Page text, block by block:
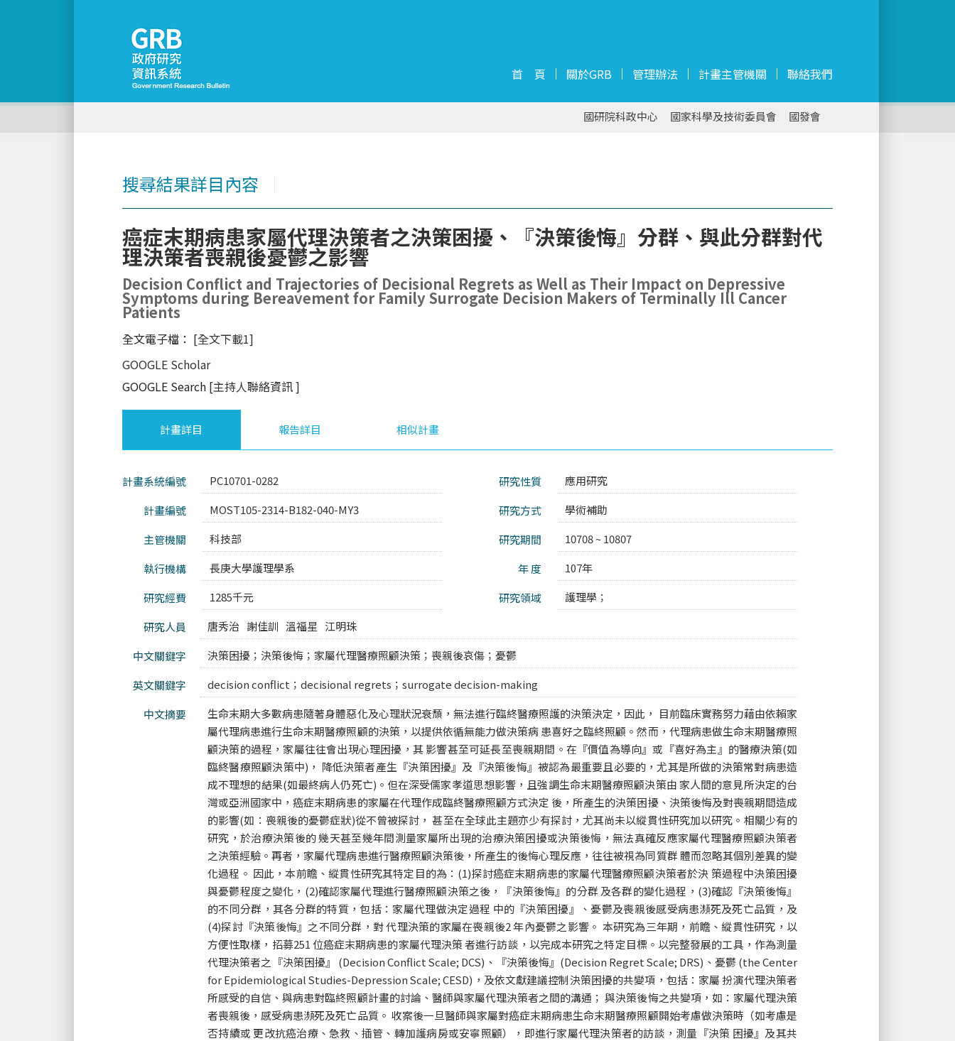
首 頁 關於GRB 管理辦法 計畫主管機關 聯絡我們
國研院科政中心 國家科學及技術委員會 國發會
搜尋結果詳目內容
癌症末期病患家屬代理決策者之決策困擾、『決策後悔』分群、與此分群對代
理決策者喪親後憂鬱之影響
Decision Conflict and Trajectories of Decisional Regrets as Well as Their Impact on Depressive
Symptoms during Bereavement for Family Surrogate Decision Makers of Terminally Ill Cancer
Patients
全文電子檔： [全文下載1]
GOOGLE Scholar
GOOGLE Search [主持人聯絡資訊]
計畫詳目 報告詳目 相似計畫
計畫系統編號 PC10701-0282 研究性質
應用研究
計畫編號
MOST105-2314-B182-040-MY3 研究方式
學術補助
主管機關
科技部 研究期間
10708 ~ 10807
執行機構
長庚大學護理學系 年 度
107年
研究經費
1285千元 研究領域
護理學；
研究人員
唐秀治 謝佳訓 溫福星 江明珠
中文關鍵字
決策困擾；決策後悔；家屬代理醫療照顧決策；喪親後哀傷；憂鬱
英文關鍵字
decision conflict；decisional regrets；surrogate decision-making
中文摘要
生命末期大多數病患隨著身體惡化及心理狀況衰頹，無法進行臨終醫療照護的決策決定，因此， 目前臨床實務努力藉由依賴家
屬代理病患進行生命末期醫療照顧的決策，以提供依循無能力做決策病 患喜好之臨終照顧。然而，代理病患做生命末期醫療照
顧決策的過程，家屬往往會出現心理困擾，其 影響甚至可延長至喪親期間。在『價值為導向』或『喜好為主』的醫療決策(如
臨終醫療照顧決策中)， 降低決策者產生『決策困擾』及『決策後悔』被認為最重要且必要的，尤其是所做的決策常對病患造
成不理想的結果(如最終病人仍死亡)。但在深受儒家孝道思想影響，且強調生命末期醫療照顧決策由 家人間的意見所決定的台
灣或亞洲國家中，癌症末期病患的家屬在代理作成臨終醫療照顧方式決定 後，所產生的決策困擾、決策後悔及對喪親期間造成
的影響(如：喪親後的憂鬱症狀)從不曾被探討， 甚至在全球此主題亦少有探討，尤其尚未以縱貫性研究加以研究。相關少有的
研究，於治療決策後的 幾天甚至幾年間測量家屬所出現的治療決策困擾或決策後悔，無法真確反應家屬代理醫療照顧決策者
之決策經驗。再者，家屬代理病患進行醫療照顧決策後，所產生的後悔心理反應，往往被視為同質群 體而忽略其個別差異的變
化過程。 因此，本前瞻、縱貫性研究其特定目的為：(1)探討癌症末期病患的家屬代理醫療照顧決策者於決 策過程中決策困擾
與憂鬱程度之變化，(2)確認家屬代理進行醫療照顧決策之後，『決策後悔』的分群 及各群的變化過程，(3)確認『決策後悔』
的不同分群，其各分群的特質，包括：家屬代理做決定過程 中的『決策困擾』、憂鬱及喪親後感受病患瀕死及死亡品質，及
(4)探討『決策後悔』之不同分群，對 代理決策的家屬在喪親後2 年內憂鬱之影響。 本研究為三年期，前瞻、縱貫性研究，以
方便性取樣，招募251 位癌症末期病患的家屬代理決策 者進行訪談，以完成本研究之特定目標。以完整發展的工具，作為測量
代理決策者之『決策困擾』 (Decision Conflict Scale; DCS)、『決策後悔』(Decision Regret Scale; DRS)、憂鬱 (the Center
for Epidemiological Studies-Depression Scale; CESD)，及依文獻建議控制決策困擾的共變項，包括：家屬 扮演代理決策者
所感受的自信、與病患對臨終照顧計畫的討論、醫師與家屬代理決策者之間的溝通； 與決策後悔之共變項，如：家屬代理決策
者喪親後，感受病患瀕死及死亡品質。 收案後一旦醫師與家屬對癌症末期病患生命末期醫療照顧開始考慮做決策時（如考慮是
否持續或 更改抗癌治療、急救、插管、轉加護病房或安寧照顧），即進行家屬代理決策者的訪談，測量『決策 困擾』及其共